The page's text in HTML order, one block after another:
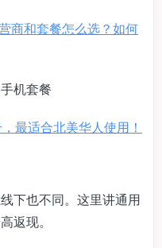
商和套餐怎么选？如何
机套餐
最适合北美华人使用！
下也不同。这里讲通用
返现。